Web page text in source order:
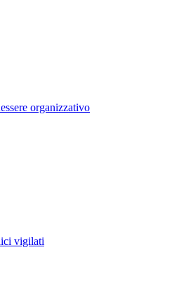
organizzativo
vigilati